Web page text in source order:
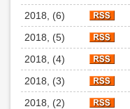
2018, (6)
2018, (5)
2018, (4)
2018, (3)
2018, (2)